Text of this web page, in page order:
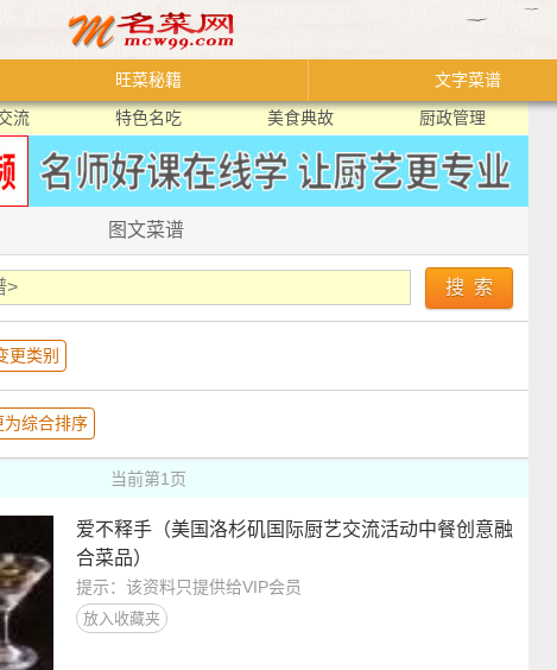
旺菜秘籍 文字菜谱
流 特色名吃 美食典故 厨政管理
图文菜谱
更类别
为综合排序
当前第1页
爱不释手（美国洛杉矶国际厨艺交流活动中餐创意融
合菜品）
提示：该资料只提供给VIP会员
放入收藏夹